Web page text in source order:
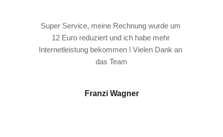
Super Service, meine Rechnung wurde um
12 Euro reduziert und ich habe mehr
Internetleistung bekommen ! Vielen Dank an
das Team
Franzi Wagner